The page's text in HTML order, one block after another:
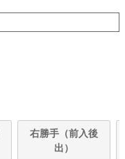
右勝手（前入後
出）